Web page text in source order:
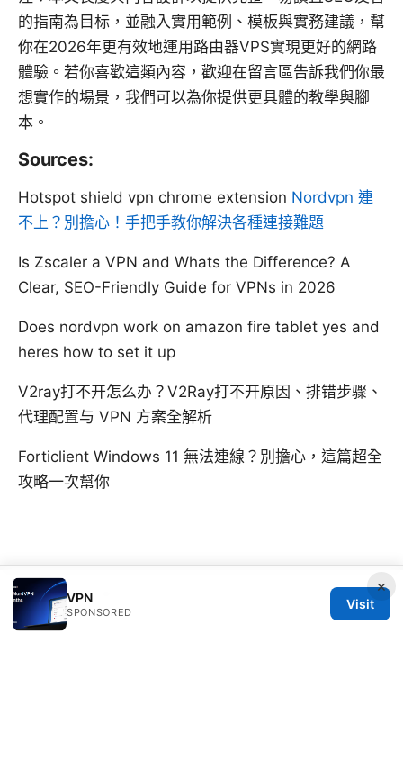
的指南為目标，並融入實用範例、模板與實務建議，幫
你在2026年更有效地運用路由器VPS實現更好的網路
體驗。若你喜歡這類內容，歡迎在留言區告訴我們你最
想實作的場景，我們可以為你提供更具體的教學與腳
本。
Sources:
Hotspot shield vpn chrome extension Nordvpn 連
不上？別擔心！手把手教你解決各種連接難題
Is Zscaler a VPN and Whats the Difference? A
Clear, SEO-Friendly Guide for VPNs in 2026
Does nordvpn work on amazon fire tablet yes and
heres how to set it up
V2ray打不开怎么办？V2Ray打不开原因、排错步骤、
代理配置与 VPN 方案全解析
Forticlient Windows 11 無法連線？別擔心，這篇超全
攻略一次幫你
×
VPN
SPONSORED
Visit
© SFPACKAGE 2026 V.1